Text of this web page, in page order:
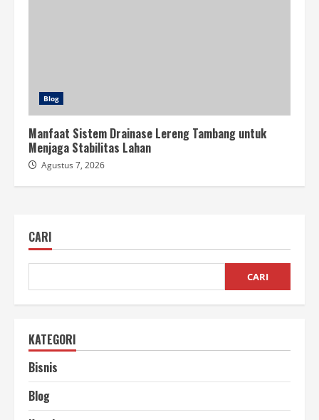
Blog
Manfaat Sistem Drainase Lereng Tambang untuk
Menjaga Stabilitas Lahan
Agustus 7, 2026
CARI
CARI
KATEGORI
Bisnis
Blog